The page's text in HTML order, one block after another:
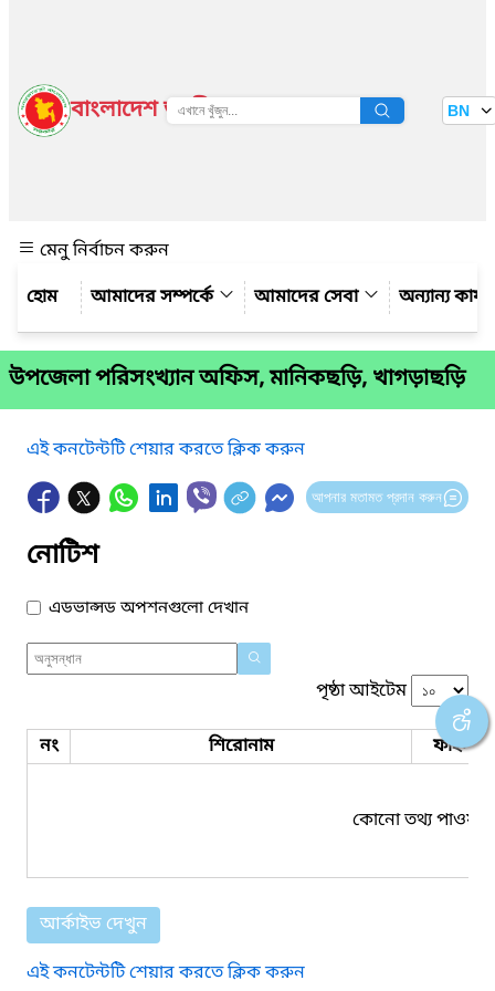
বাংলাদেশ জাতীয় তথ্য বাতায়ন BN
মেনু নির্বাচন করুন
আমাদের সম্পর্কে
আমাদের সেবা অন্যান্য
উপজেলা পরিসংখ্যান অফিস, মানিকছড়ি, খাগড়াছড়ি
এই কনটেন্টটি শেয়ার করতে ক্লিক করুন
আপনার মতামত প্রদান করুন
নোটিশ
এডভান্সড অপশনগুলো দেখান
পৃষ্ঠা আইটেম
নং শিরোনাম ফাইল
কোনো তথ্য পাওয়া
আর্কাইভ দেখুন
এই কনটেন্টটি শেয়ার করতে ক্লিক করুন